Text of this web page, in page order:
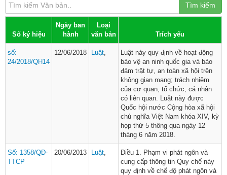
Tìm kiếm
Số ký hiệu
Ngày ban
hành
Loại
văn bản
Trích yếu
số:
24/2018/QH14
12/06/2018 Luật
Luật này quy định về hoạt động
bảo vệ an ninh quốc gia và bảo
đảm trật tự, an toàn xã hội trên
không gian mạng; trách nhiệm
của cơ quan, tổ chức, cá nhân
có liên quan. Luật này được
Quốc hội nước Cộng hòa xã hội
chủ nghĩa Việt Nam khóa XIV, kỳ
họp thứ 5 thông qua ngày 12
tháng 6 năm 2018.
Số: 1358/QĐ-
TTCP
20/06/2013 Luật
Điều 1. Phạm vi phát ngôn và
cung cấp thông tin Quy chế này
quy định về chế độ phát ngôn và